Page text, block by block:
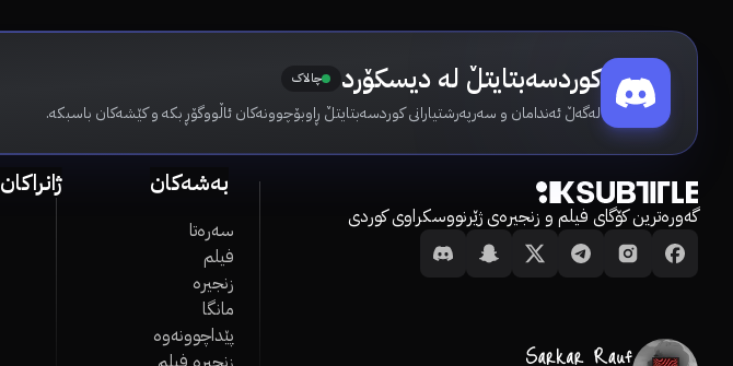
کوردسەبتایتڵ لە دیسکۆرد چالاک
لەگەڵ ئەندامان و سەرپەرشتیارانی کوردسەبتایتڵ ڕاوبۆچوونەکان ئاڵووگۆڕ بکە و کێشەکان باسبکە.
گەورەترین کۆگای فیلم و زنجیرەی ژێرنووسکراوی کوردی
بەشەکان
سەرەتا
فیلم
زنجیرە
مانگا
پێداچوونەوە
ژانراکان